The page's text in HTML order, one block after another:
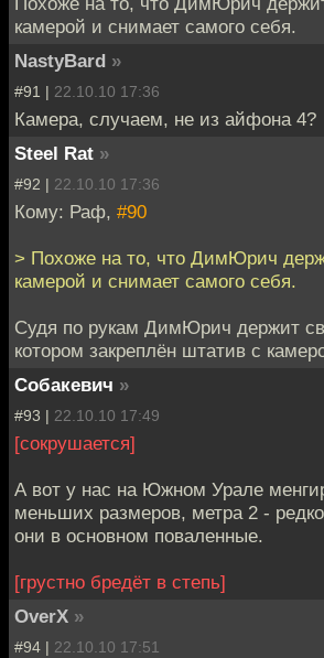
камерой и снимает самого себя.
NastyBard »
#91 | 22.10.10 17:36
Камера, случаем, не из айфона 4?
Steel Rat »
#92 | 22.10.10 17:36
Кому: Раф, #90
> Похоже на то, что ДимЮрич
камерой и снимает самого себя.
Судя по рукам ДимЮрич держит
котором закреплён штатив с
Собакевич »
#93 | 22.10.10 17:49
[сокрушается]
А вот у нас на Южном Урале
меньших размеров, метра 2 -
они в основном поваленные.
[грустно бредёт в степь]
OverX »
#94 | 22.10.10 17:51